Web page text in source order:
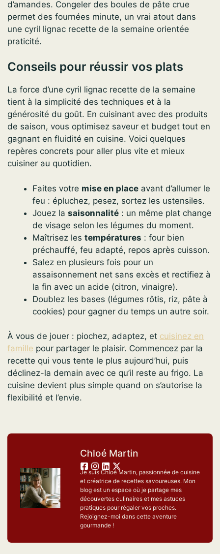
d’amandes. Congeler des boules de pâte crue
permet des fournées minute, un vrai atout dans
une cyril lignac recette de la semaine orientée
praticité.
Conseils pour réussir vos plats
La force d’une cyril lignac recette de la semaine
tient à la simplicité des techniques et à la
générosité du goût. En cuisinant avec des produits
de saison, vous optimisez saveur et budget tout en
gagnant en fluidité en cuisine. Voici quelques
repères concrets pour aller plus vite et mieux
cuisiner au quotidien.
Faites votre mise en place avant d’allumer le
feu : épluchez, pesez, sortez les ustensiles.
Jouez la saisonnalité : un même plat change
de visage selon les légumes du moment.
Maîtrisez les températures : four bien
préchauffé, feu adapté, repos après cuisson.
Salez en plusieurs fois pour un
assaisonnement net sans excès et rectifiez à
la fin avec un acide (citron, vinaigre).
Doublez les bases (légumes rôtis, riz, pâte à
cookies) pour gagner du temps un autre soir.
À vous de jouer : piochez, adaptez, et cuisinez en
famille pour partager le plaisir. Commencez par la
recette qui vous tente le plus aujourd’hui, puis
déclinez-la demain avec ce qu’il reste au frigo. La
cuisine devient plus simple quand on s’autorise la
flexibilité et l’envie.
Chloé Martin
Je suis Chloé Martin, passionnée de cuisine
et créatrice de recettes savoureuses. Mon
blog est un espace où je partage mes
découvertes culinaires et mes astuces
pratiques pour régaler vos proches.
Rejoignez-moi dans cette aventure
gourmande !